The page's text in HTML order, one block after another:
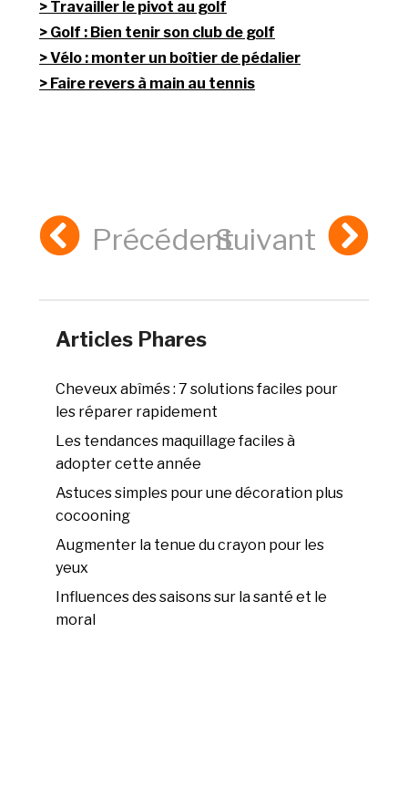
Travailler le pivot au golf
Golf : Bien tenir son club de golf
Vélo : monter un boîtier de pédalier
Faire revers à main au tennis
PrécédentSuivant
Articles Phares
Cheveux abîmés : 7 solutions faciles pour
les réparer rapidement
Les tendances maquillage faciles à
adopter cette année
Astuces simples pour une décoration plus
cocooning
Augmenter la tenue du crayon pour les
yeux
Influences des saisons sur la santé et le
moral